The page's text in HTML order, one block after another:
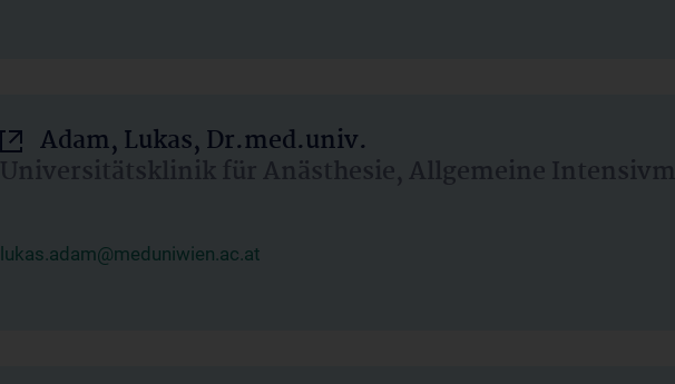
Adam, Lukas, Dr.med.univ.
Universitätsklinik für Anästhesie, Allgemeine
lukas.adam@meduniwien.ac.at